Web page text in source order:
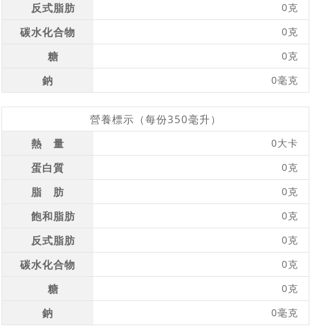
反式脂肪 0克
碳水化合物 0克
糖 0克
鈉 0毫克
營養標示（每份350毫升）
熱 量
0大卡
蛋白質 0克
脂 肪 0克
飽和脂肪 0克
反式脂肪 0克
碳水化合物 0克
糖 0克
鈉 0毫克